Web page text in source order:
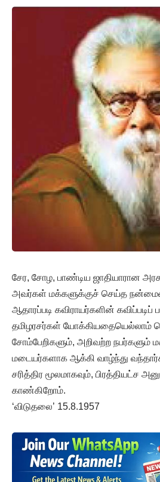
சேர, சோழ, பாண்டிய ஜாதியாரான
அவர்கள் மக்களுக்குச் செய்த
ஆதாரப்படி கவிராயர்களின்
தமிழரசர்கள் யோக்கியதையெல்லாம்
சோம்பேறிகளும், அறிவற்ற நபர்களும்
மடையர்களாக ஆக்கி வாழ்ந்து
சரித்திர மூலமாகவும், பிரத்தியட்ச
காண்கிறோம்.
‘விடுதலை’ 15.8.1957